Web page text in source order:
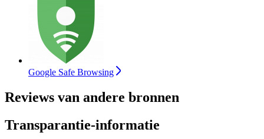
Google Safe Browsing
Reviews van andere bronnen
Transparantie-informatie